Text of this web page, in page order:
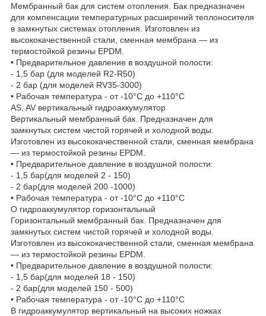
Мембранный бак для систем отопления. Бак предназначен
для компенсации температурных расширений теплоносителя
в замкнутых системах отопления. Изготовлен из
высококачественной стали, сменная мембрана — из
термостойкой резины EPDM.
• Предварительное давление в воздушной полости:
- 1,5 бар (для моделей R2-R50)
- 2 бар (для моделей RV35-3000)
• Рабочая температура - от -10°С до +110°С
AS, AV вертикальный гидроаккумулятор
Вертикальный мембранный бак. Предназначен для
замкнутых систем чистой горячей и холодной воды.
Изготовлен из высококачественной стали, сменная мембрана
— из термостойкой резины EPDM.
• Предварительное давление в воздушной полости:
- 1,5 бар(для моделей 2 - 150)
- 2 бар(для моделей 200 -1000)
• Рабочая температура - от -10°С до +110°С
O гидроаккумулятор горизонтальный
Горизонтальный мембранный бак. Предназначен для
замкнутых систем чистой горячей и холодной воды.
Изготовлен из высококачественной стали, сменная мембрана
— из термостойкой резины EPDM.
• Предварительное давление в воздушной полости:
- 1,5 бар(для моделей 18 - 150)
- 2 бар(для моделей 150 - 500)
• Рабочая температура - от -10°С до +110°С
B гидроаккумулятор вертикальный на высоких ножках